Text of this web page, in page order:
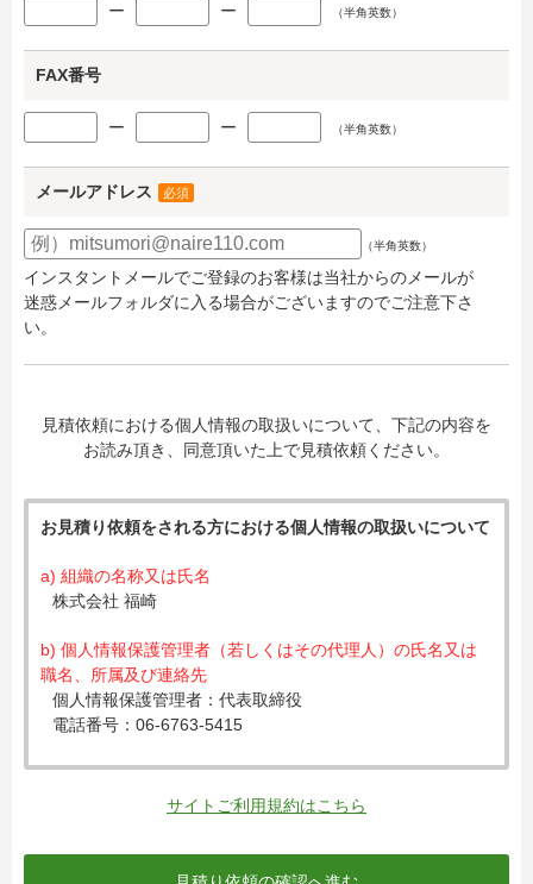
ー ー （半角英数）
FAX番号
ー ー （半角英数）
メールアドレス 必須
（半角英数）
インスタントメールでご登録のお客様は当社からのメールが
迷惑メールフォルダに入る場合がございますのでご注意下さ
い。
見積依頼における個人情報の取扱いについて、下記の内容を
お読み頂き、同意頂いた上で見積依頼ください。
お見積り依頼をされる方における個人情報の取扱いについて
a) 組織の名称又は氏名
株式会社 福崎
b) 個人情報保護管理者（若しくはその代理人）の氏名又は
職名、所属及び連絡先
個人情報保護管理者：代表取締役
電話番号：06-6763-5415
c) 個人情報の利用目的
入力された個人情報は、お見積り依頼への対応のために利
d) 個人情報の第三者提供について
サイトご利用規約はこちら